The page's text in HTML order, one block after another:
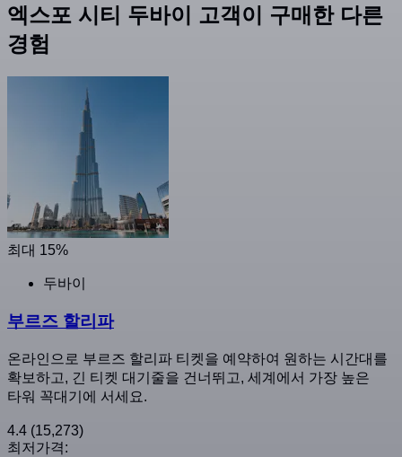
엑스포 시티 두바이 고객이 구매한 다른
경험
최대 15%
두바이
부르즈 할리파
온라인으로 부르즈 할리파 티켓을 예약하여 원하는 시간대를
확보하고, 긴 티켓 대기줄을 건너뛰고, 세계에서 가장 높은
타워 꼭대기에 서세요.
4.4 (15,273)
최저가격: